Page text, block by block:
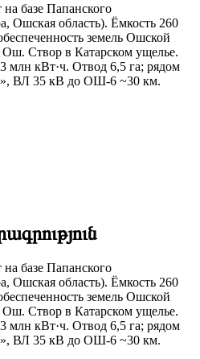
базе Папанского
Ошская область). Ёмкость 260
земель Ошской
Ош. Створ в Катарском ущелье.
млн кВт·ч. Отвод 6,5 га; рядом
ВЛ 35 кВ до ОШ-6 ~30 км.
базе Папанского
Ошская область). Ёмкость 260
земель Ошской
Ош. Створ в Катарском ущелье.
млн кВт·ч. Отвод 6,5 га; рядом
ВЛ 35 кВ до ОШ-6 ~30 км.